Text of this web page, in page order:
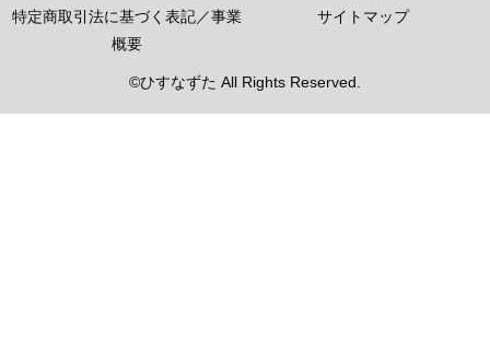
特定商取引法に基づく表記／事業
概要
サイトマップ
©ひすなずた All Rights Reserved.